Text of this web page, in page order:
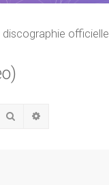
discographie officielle
Rechercher